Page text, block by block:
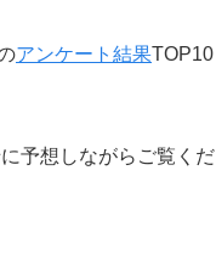
アンケート結果TOP10
予想しながらご覧くだ